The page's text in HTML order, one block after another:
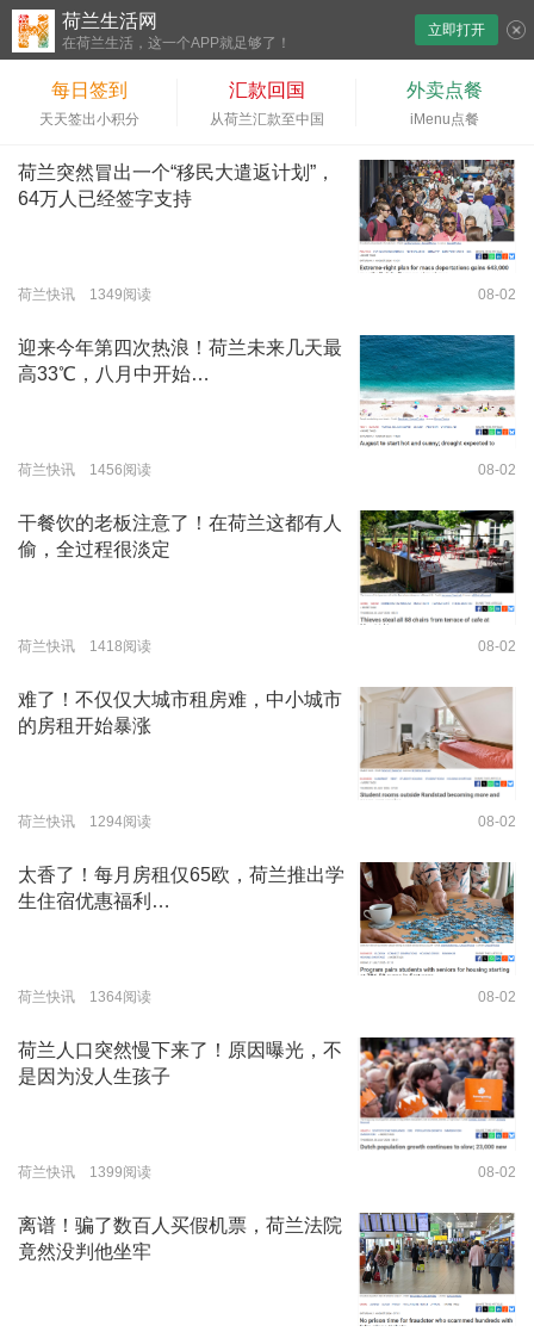
荷兰生活网
在荷兰生活，这一个APP就足够了！
立即打开
每日签到
天天签出小积分
汇款回国
从荷兰汇款至中国
外卖点餐
iMenu点餐
荷兰突然冒出一个“移民大遣返计划”，
64万人已经签字支持
荷兰快讯 1349阅读 08-02
迎来今年第四次热浪！荷兰未来几天最
高33℃，八月中开始…
荷兰快讯 1456阅读 08-02
干餐饮的老板注意了！在荷兰这都有人
偷，全过程很淡定
荷兰快讯 1418阅读 08-02
难了！不仅仅大城市租房难，中小城市
的房租开始暴涨
荷兰快讯 1294阅读 08-02
太香了！每月房租仅65欧，荷兰推出学
生住宿优惠福利…
荷兰快讯 1364阅读 08-02
荷兰人口突然慢下来了！原因曝光，不
是因为没人生孩子
荷兰快讯 1399阅读 08-02
离谱！骗了数百人买假机票，荷兰法院
竟然没判他坐牢